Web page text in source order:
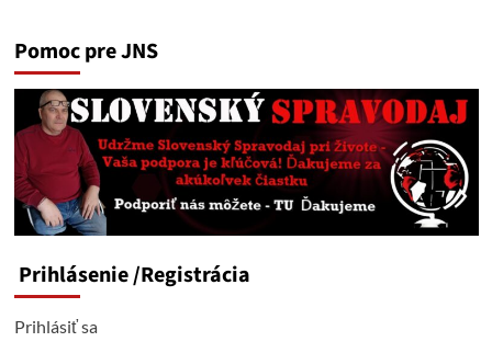
Pomoc pre JNS
Prihlásenie/Registrácia
Prihlásiť sa